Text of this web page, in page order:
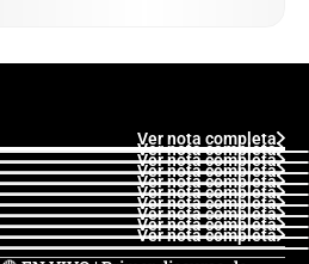
Ver nota completa
Ver nota completa
Ver nota completa
Ver nota completa
Ver nota completa
Ver nota completa
Ver nota completa
Ver nota completa
Ver nota completa
Ver nota completa